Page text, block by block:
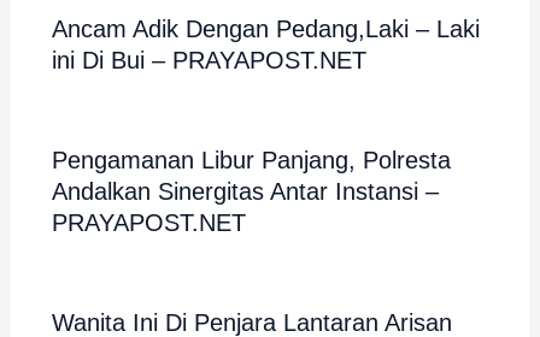
Ancam Adik Dengan Pedang,Laki – Laki
ini Di Bui – PRAYAPOST.NET
Pengamanan Libur Panjang, Polresta
Andalkan Sinergitas Antar Instansi –
PRAYAPOST.NET
Wanita Ini Di Penjara Lantaran Arisan